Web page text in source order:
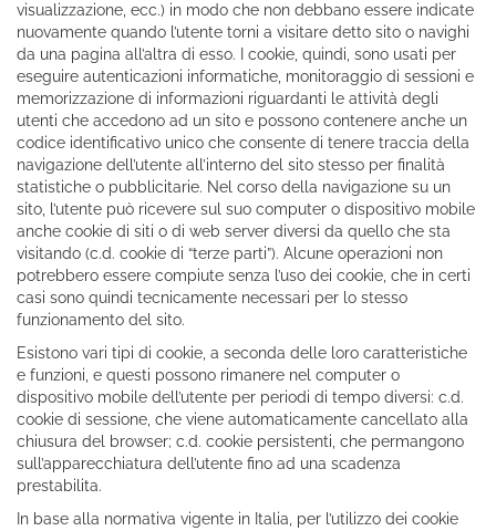
visualizzazione, ecc.) in modo che non debbano essere indicate
nuovamente quando l’utente torni a visitare detto sito o navighi
da una pagina all’altra di esso. I cookie, quindi, sono usati per
eseguire autenticazioni informatiche, monitoraggio di sessioni e
memorizzazione di informazioni riguardanti le attività degli
utenti che accedono ad un sito e possono contenere anche un
codice identificativo unico che consente di tenere traccia della
navigazione dell’utente all’interno del sito stesso per finalità
statistiche o pubblicitarie. Nel corso della navigazione su un
sito, l’utente può ricevere sul suo computer o dispositivo mobile
anche cookie di siti o di web server diversi da quello che sta
visitando (c.d. cookie di “terze parti”). Alcune operazioni non
potrebbero essere compiute senza l’uso dei cookie, che in certi
casi sono quindi tecnicamente necessari per lo stesso
funzionamento del sito.
Esistono vari tipi di cookie, a seconda delle loro caratteristiche
e funzioni, e questi possono rimanere nel computer o
dispositivo mobile dell’utente per periodi di tempo diversi: c.d.
cookie di sessione, che viene automaticamente cancellato alla
chiusura del browser; c.d. cookie persistenti, che permangono
sull’apparecchiatura dell’utente fino ad una scadenza
prestabilita.
In base alla normativa vigente in Italia, per l’utilizzo dei cookie